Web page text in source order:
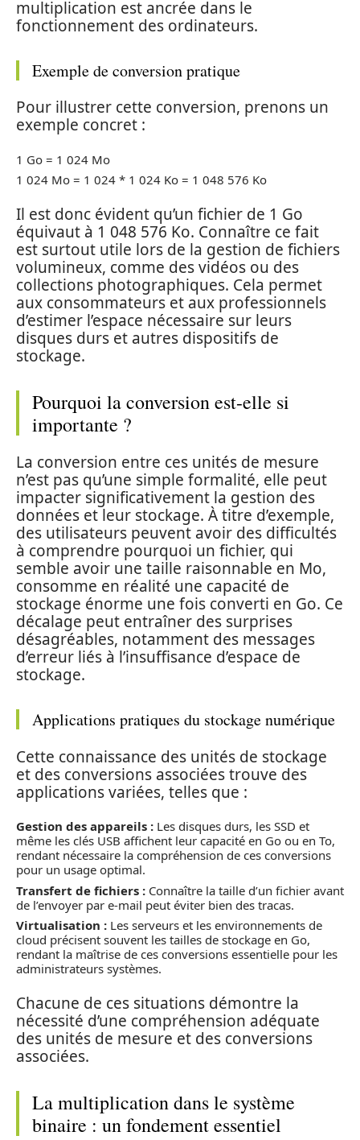
multiplication est ancrée dans le
fonctionnement des ordinateurs.
Exemple de conversion pratique
Pour illustrer cette conversion, prenons un
exemple concret :
1 Go = 1 024 Mo
1 024 Mo = 1 024 * 1 024 Ko = 1 048 576 Ko
Il est donc évident qu’un fichier de 1 Go
équivaut à 1 048 576 Ko. Connaître ce fait
est surtout utile lors de la gestion de fichiers
volumineux, comme des vidéos ou des
collections photographiques. Cela permet
aux consommateurs et aux professionnels
d’estimer l’espace nécessaire sur leurs
disques durs et autres dispositifs de
stockage.
Pourquoi la conversion est-elle si
importante ?
La conversion entre ces unités de mesure
n’est pas qu’une simple formalité, elle peut
impacter significativement la gestion des
données et leur stockage. À titre d’exemple,
des utilisateurs peuvent avoir des difficultés
à comprendre pourquoi un fichier, qui
semble avoir une taille raisonnable en Mo,
consomme en réalité une capacité de
stockage énorme une fois converti en Go. Ce
décalage peut entraîner des surprises
désagréables, notamment des messages
d’erreur liés à l’insuffisance d’espace de
stockage.
Applications pratiques du stockage numérique
Cette connaissance des unités de stockage
et des conversions associées trouve des
applications variées, telles que :
Gestion des appareils : Les disques durs, les SSD et
même les clés USB affichent leur capacité en Go ou en To,
rendant nécessaire la compréhension de ces conversions
pour un usage optimal.
Transfert de fichiers : Connaître la taille d’un fichier avant
de l’envoyer par e-mail peut éviter bien des tracas.
Virtualisation : Les serveurs et les environnements de
cloud précisent souvent les tailles de stockage en Go,
rendant la maîtrise de ces conversions essentielle pour les
administrateurs systèmes.
Chacune de ces situations démontre la
nécessité d’une compréhension adéquate
des unités de mesure et des conversions
associées.
La multiplication dans le système
binaire : un fondement essentiel